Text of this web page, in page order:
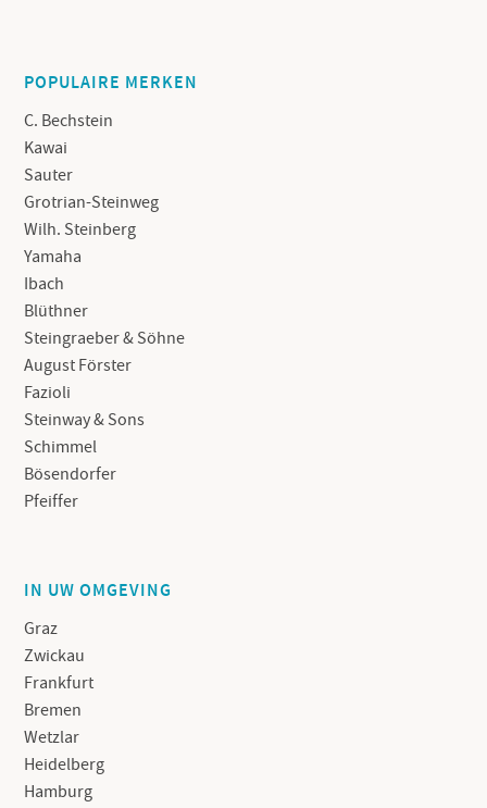
POPULAIRE MERKEN
C. Bechstein
Kawai
Sauter
Grotrian-Steinweg
Wilh. Steinberg
Yamaha
Ibach
Blüthner
Steingraeber & Söhne
August Förster
Fazioli
Steinway & Sons
Schimmel
Bösendorfer
Pfeiffer
IN UW OMGEVING
Graz
Zwickau
Frankfurt
Bremen
Wetzlar
Heidelberg
Hamburg